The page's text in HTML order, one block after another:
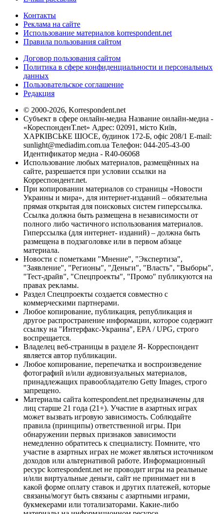
Контакты
Реклама на сайте
Использование материалов korrespondent.net
Правила пользования сайтом
Договор пользования сайтом
Политика в сфере конфиденциальности и персональных
данных
Пользовательское соглашение
Редакция
© 2000-2026, Korrespondent.net
Субъект в сфере онлайн-медиа Название онлайн-медиа -
«КореспонденТ.net» Адрес: 02091, місто Київ,
ХАРКІВСЬКЕ ШОСЕ, будинок 172-Б, офіс 208/1 E-mail:
sunlight@mediadim.com.ua Телефон: 044-205-43-00
Идентификатор медиа - R40-06068
Использование любых материалов, размещённых на
сайте, разрешается при условии ссылки на
Корреспондент.net.
При копировании материалов со страницы «Новости
Украины и мира», для интернет-изданий – обязательна
прямая открытая для поисковых систем гиперссылка.
Ссылка должна быть размещена в независимости от
полного либо частичного использования материалов.
Гиперссылка (для интернет- изданий) – должна быть
размещена в подзаголовке или в первом абзаце
материала.
Новости с пометками "Мнение", "Экспертиза",
"Заявление", "Регионы", "Деньги", "Власть", "Выборы",
"Тест-драйв", "Спецпроекты", "Промо" публикуются на
правах рекламы.
Раздел Спецпроекты создается совместно с
коммерческими партнерами.
Любое копирование, публикация, републикация и
другое распространение информации, которое содержит
ссылку на "Интерфакс-Украина", EPA / UPG, строго
воспрещается.
Владелец веб-страницы в разделе Я- Корреспондент
является автор публикации.
Любое копирование, перепечатка и воспроизведение
фотографий и/или аудиовизуальных материалов,
принадлежащих правообладателю Getty Images, строго
запрещено.
Материалы сайта korrespondent.net предназначены для
лиц старше 21 года (21+). Участие в азартных играх
может вызвать игровую зависимость. Соблюдайте
правила (принципы) ответственной игры. При
обнаружении первых признаков зависимости
немедленно обратитесь к специалисту. Помните, что
участие в азартных играх не может являться источником
доходов или альтернативой работе. Информационный
ресурс korrespondent.net не проводит игры на реальные
и/или виртуальные деньги, сайт не принимает ни в
какой форме оплату ставок и других платежей, которые
связаны/могут быть связаны с азартными играми,
букмекерами или тотализаторами. Какие-либо